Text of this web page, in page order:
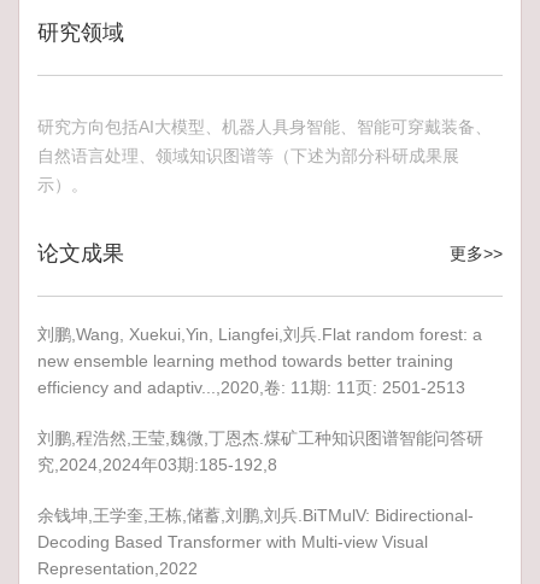
研究领域
研究方向包括AI大模型、机器人具身智能、智能可穿戴装备、
自然语言处理、领域知识图谱等（下述为部分科研成果展
示）。
论文成果 更多>>
刘鹏,Wang, Xuekui,Yin, Liangfei,刘兵.Flat random forest: a
new ensemble learning method towards better training
efficiency and adaptiv...,2020,卷: 11期: 11页: 2501-2513
刘鹏,程浩然,王莹,魏微,丁恩杰.煤矿工种知识图谱智能问答研
究,2024,2024年03期:185-192,8
余钱坤,王学奎,王栋,储蓄,刘鹏,刘兵.BiTMulV: Bidirectional-
Decoding Based Transformer with Multi-view Visual
Representation,2022